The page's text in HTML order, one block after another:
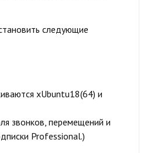
следующие
xUbuntu18(64) и
звонков, перемещений и
Professional.)